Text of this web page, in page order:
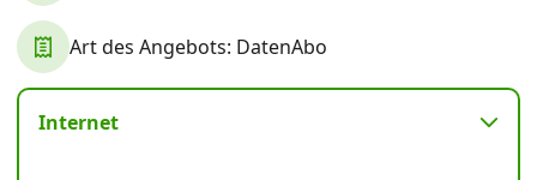
Datenschutz·AGB·Impressum
Art des Angebots: DatenAbo
Internet